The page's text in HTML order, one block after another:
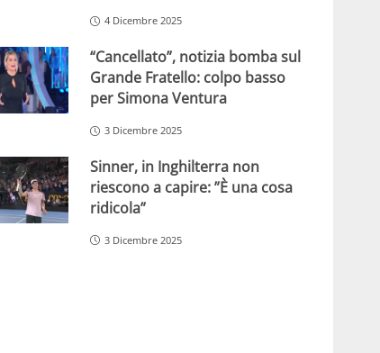
4 Dicembre 2025
“Cancellato”, notizia bomba sul
Grande Fratello: colpo basso
per Simona Ventura
3 Dicembre 2025
Sinner, in Inghilterra non
riescono a capire: ”È una cosa
ridicola”
3 Dicembre 2025